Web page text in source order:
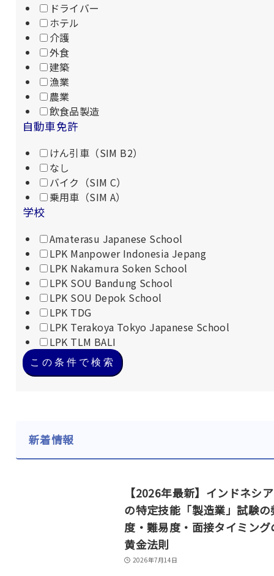
ドライバー
ホテル
介護
外食
建築
漁業
農業
飲食品製造
自動車免許
けん引車（SIM B2）
なし
バイク（SIM C）
乗用車（SIM A）
学校
Amaterasu Japanese School
LPK Manpower Indonesia Jepang
LPK Nakamura Soken School
LPK SOU Bandung School
LPK SOU Depok School
LPK TDG
LPK Terakoya Tokyo Japanese School
LPK TLM BALI
この条件で検索
新着情報
【2026年最新】インドネシ
の特定技能「製造業」試験の
度・難易度・面接タイミング
黄金法則
2026年7月14日